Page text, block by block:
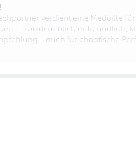
verdient eine Medaille
trotzdem blieb er freundlich,
– auch für chaotische